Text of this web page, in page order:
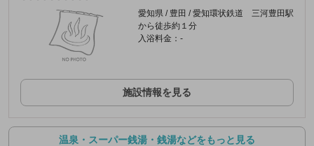
愛知県 / 豊田 / 愛知環状鉄道 三河豊田駅
から徒歩約１分
入浴料金：-
施設情報を見る
温泉・スーパー銭湯・銭湯などをもっと見る